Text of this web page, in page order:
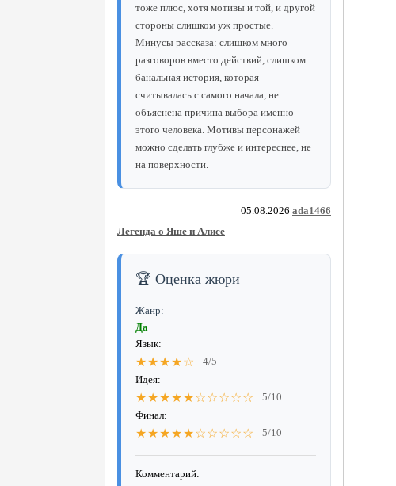
тоже плюс, хотя мотивы и той, и другой
стороны слишком уж простые.
Минусы рассказа: слишком много
разговоров вместо действий, слишком
банальная история, которая
считывалась с самого начала, не
объяснена причина выбора именно
этого человека. Мотивы персонажей
можно сделать глубже и интереснее, не
на поверхности.
05.08.2026 ada1466
Легенда о Яше и Алисе
🏆 Оценка жюри
Жанр:
Да
Язык:
★★★★☆
4/5
Идея:
★★★★★☆☆☆☆☆
5/10
Финал:
★★★★★☆☆☆☆☆ 5/10
Комментарий: